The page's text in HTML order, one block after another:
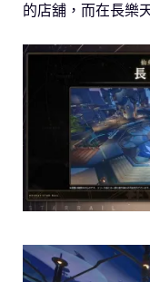
的店舖，而在長樂